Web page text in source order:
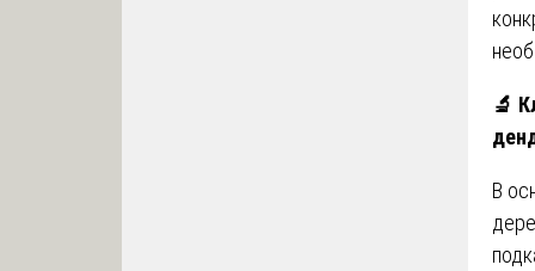
🔬
В